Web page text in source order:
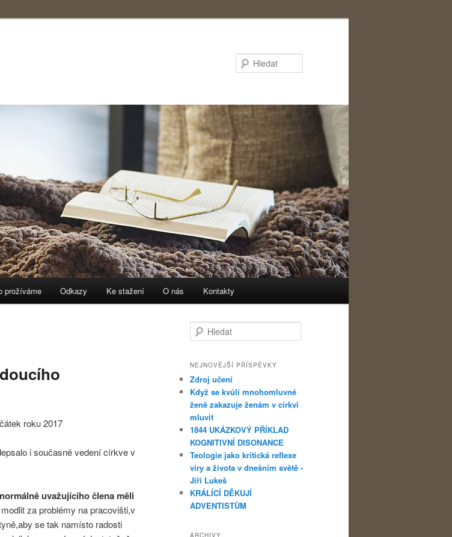
prožíváme Odkazy Ke stažení O nás Kontakty
roku 2017
i současné vedení církve v
uvažujícího člena měli
za problémy na pracovišti,v
se tak namísto radosti
Hledat
NEJNOVĚJŠÍ PŘÍSPĚVKY
Zdroj učení
Když se kvůli mnohomluvné
ženě zakazuje ženám v církvi
mluvit
1844 UKÁZKOVÝ PŘÍKLAD
KOGNITIVNÍ DISONANCE
Teologie jako kritická reflexe
víry a života v dnešním světě -
Jiří Lukeš
KRÁLÍCÍ DĚKUJÍ
ADVENTISTŮM
ARCHIVY